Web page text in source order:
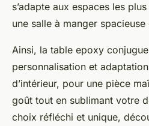
s’adapte aux espaces les
une salle à manger
Ainsi, la table epoxy
personnalisation et
d’intérieur, pour une pièce
goût tout en sublimant votre
choix réfléchi et unique,